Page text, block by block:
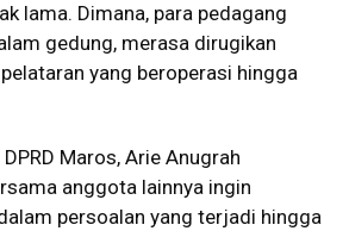
lama. Dimana, para pedagang
gedung, merasa dirugikan
yang beroperasi hingga
Maros, Arie Anugrah
anggota lainnya ingin
persoalan yang terjadi hingga